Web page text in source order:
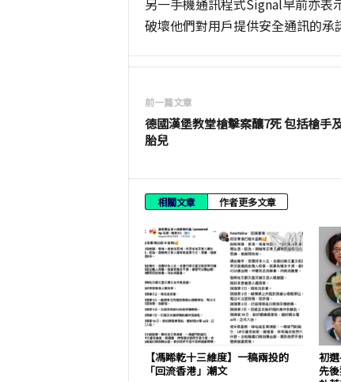
另一手機通訊程式Signal早前亦表
破壞他們對用戶提供安全通訊的承
前一篇文章
德國漢堡教堂槍擊案釀7死 包括槍手
胎兒
相關文章 作者更多文章
【馮睎乾十三維度】一稿兩投的
「回流香港」潮文
初
先